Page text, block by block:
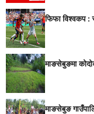
फिफा विश्वकप :
माङसेबुङमा
माङसेबुङ